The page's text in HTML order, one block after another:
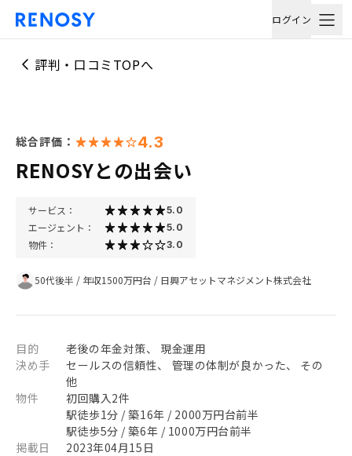
ログイン
評判・口コミTOPへ
総合評価： 4.3
RENOSYとの出会い
サービス： 5.0
エージェント： 5.0
物件： 3.0
50代後半 / 年収1500万円台 / 日興アセットマネジメント株式会社
目的
老後の年金対策、 現金運用
決め手
セールスの信頼性、 管理の体制が良かった、 その
他
物件
初回購入2件
駅徒歩1分 / 築16年 / 2000万円台前半
駅徒歩5分 / 築6年 / 1000万円台前半
掲載日
2023年04月15日